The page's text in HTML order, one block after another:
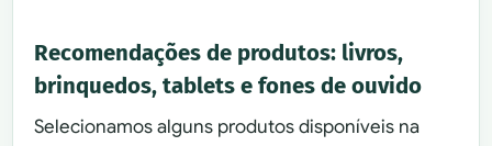
Recomendações de produtos: livros,
brinquedos, tablets e fones de ouvido
Selecionamos alguns produtos disponíveis na